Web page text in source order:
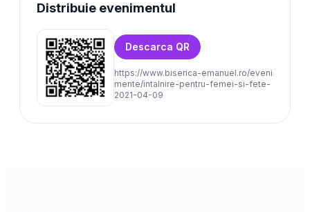
Distribuie evenimentul
Descarca QR
https://www.biserica-emanuel.ro/eveni
mente/intalnire-pentru-femei-si-fete-
2021-04-09